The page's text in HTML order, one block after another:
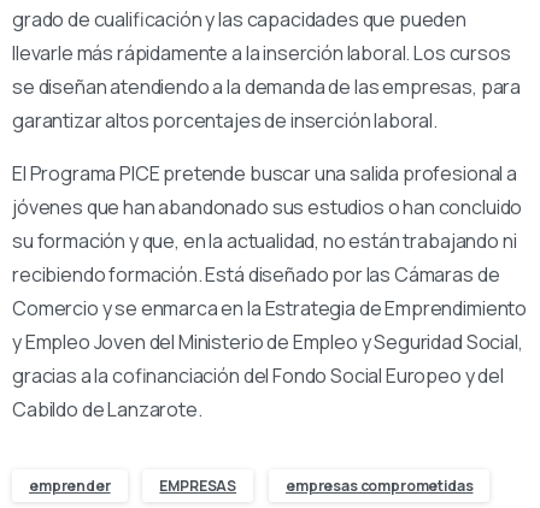
grado de cualificación y las capacidades que pueden
llevarle más rápidamente a la inserción laboral. Los cursos
se diseñan atendiendo a la demanda de las empresas, para
garantizar altos porcentajes de inserción laboral.
El Programa PICE pretende buscar una salida profesional a
jóvenes que han abandonado sus estudios o han concluido
su formación y que, en la actualidad, no están trabajando ni
recibiendo formación. Está diseñado por las Cámaras de
Comercio y se enmarca en la Estrategia de Emprendimiento
y Empleo Joven del Ministerio de Empleo y Seguridad Social,
gracias a la cofinanciación del Fondo Social Europeo y del
Cabildo de Lanzarote.
emprender EMPRESAS empresas comprometidas